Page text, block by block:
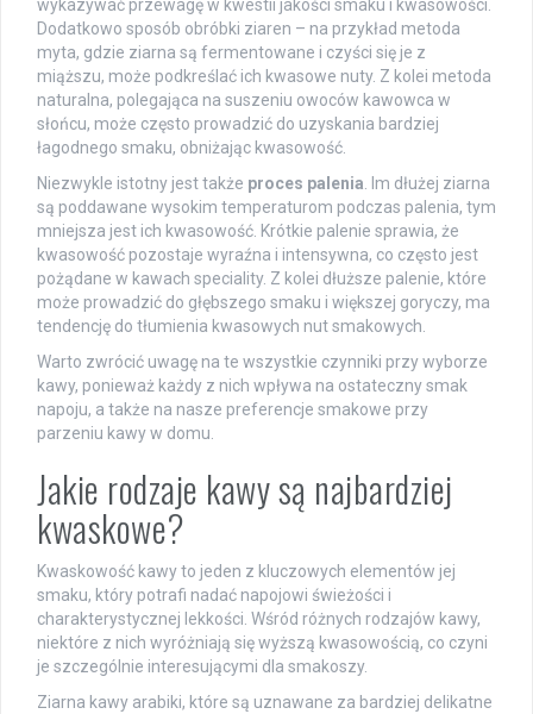
wykazywać przewagę w kwestii jakości smaku i kwasowości.
Dodatkowo sposób obróbki ziaren – na przykład metoda
myta, gdzie ziarna są fermentowane i czyści się je z
miąższu, może podkreślać ich kwasowe nuty. Z kolei metoda
naturalna, polegająca na suszeniu owoców kawowca w
słońcu, może często prowadzić do uzyskania bardziej
łagodnego smaku, obniżając kwasowość.
Niezwykle istotny jest także proces palenia . Im dłużej ziarna
są poddawane wysokim temperaturom podczas palenia, tym
mniejsza jest ich kwasowość. Krótkie palenie sprawia, że
kwasowość pozostaje wyraźna i intensywna, co często jest
pożądane w kawach speciality. Z kolei dłuższe palenie, które
może prowadzić do głębszego smaku i większej goryczy, ma
tendencję do tłumienia kwasowych nut smakowych.
Warto zwrócić uwagę na te wszystkie czynniki przy wyborze
kawy, ponieważ każdy z nich wpływa na ostateczny smak
napoju, a także na nasze preferencje smakowe przy
parzeniu kawy w domu.
Jakie rodzaje kawy są najbardziej
kwaskowe?
Kwaskowość kawy to jeden z kluczowych elementów jej
smaku, który potrafi nadać napojowi świeżości i
charakterystycznej lekkości. Wśród różnych rodzajów kawy,
niektóre z nich wyróżniają się wyższą kwasowością, co czyni
je szczególnie interesującymi dla smakoszy.
Ziarna kawy arabiki, które są uznawane za bardziej delikatne